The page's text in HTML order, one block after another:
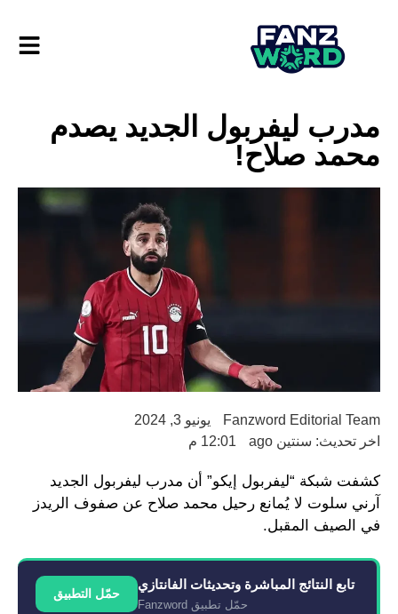
مدرب ليفربول الجديد يصدم
محمد صلاح!
Fanzword Editorial Team
يونيو 3, 2024
اخر تحديث: سنتين ago
12:01 م
كشفت شبكة “ليفربول إيكو” أن مدرب ليفربول الجديد
آرني سلوت لا يُمانع رحيل محمد صلاح عن صفوف الريدز
في الصيف المقبل.
تابع النتائج المباشرة وتحديثات الفانتازي
حمّل تطبيق Fanzword
حمّل التطبيق